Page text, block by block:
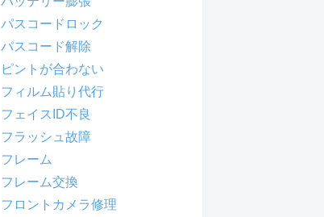
パスコードロック
パスコード解除
ピントが合わない
フィルム貼り代行
フェイスID不良
フラッシュ故障
フレーム
フレーム交換
フロントカメラ修理